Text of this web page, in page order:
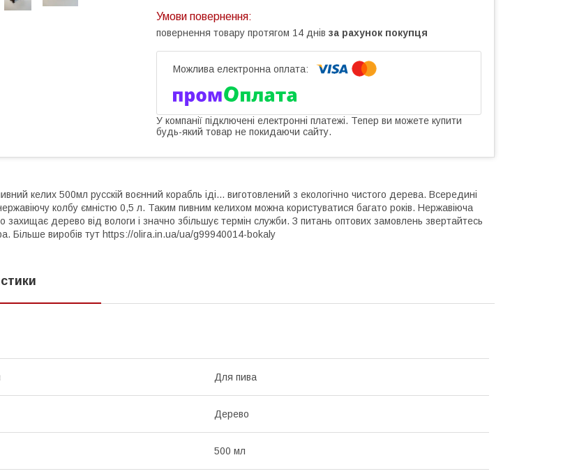
повернення товару протягом 14 днів за рахунок покупця
У компанії підключені електронні платежі. Тепер ви можете купити
будь-який товар не покидаючи сайту.
келих 500мл русскій воєнний корабль іді... виготовлений з екологічно чистого дерева. Всередині
колбу ємністю 0,5 л. Таким пивним келихом можна користуватися багато років. Нержавіюча
захищає дерево від вологи і значно збільшує термін служби. З питань оптових замовлень звертайтесь
Більше виробів тут https://olira.in.ua/ua/g99940014-bokaly
Для пива
Дерево
500 мл